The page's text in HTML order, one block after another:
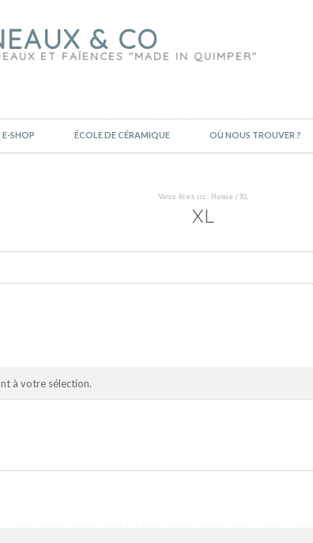
& CO
ET FAÏENCES "MADE IN QUIMPER"
E-SHOP ÉCOLE DE CÉRAMIQUE OÙ NOUS TROUVER ?
Vous êtes ici : Home /XL
XL
à votre sélection.